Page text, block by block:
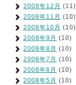
2008年12月 (11)
2008年11月 (10)
2008年10月 (10)
2008年9月 (10)
2008年8月 (10)
2008年7月 (10)
2008年6月 (10)
2008年5月 (10)